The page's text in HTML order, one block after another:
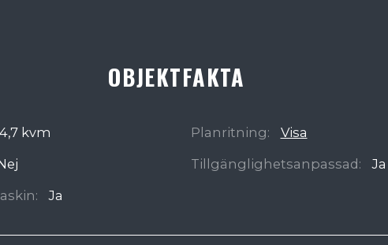
OBJEKTFAKTA
kvm
Ja
Planritning:
Visa
Tillgänglighetsanpassad:
Ja